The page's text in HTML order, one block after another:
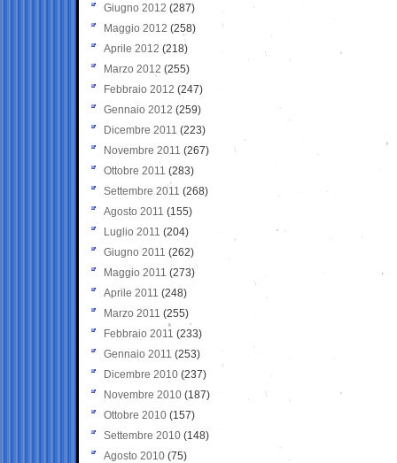
Giugno 2012 (287)
Maggio 2012 (258)
Aprile 2012 (218)
Marzo 2012 (255)
Febbraio 2012 (247)
Gennaio 2012 (259)
Dicembre 2011 (223)
Novembre 2011 (267)
Ottobre 2011 (283)
Settembre 2011 (268)
Agosto 2011 (155)
Luglio 2011 (204)
Giugno 2011 (262)
Maggio 2011 (273)
Aprile 2011 (248)
Marzo 2011 (255)
Febbraio 2011 (233)
Gennaio 2011 (253)
Dicembre 2010 (237)
Novembre 2010 (187)
Ottobre 2010 (157)
Settembre 2010 (148)
Agosto 2010 (75)